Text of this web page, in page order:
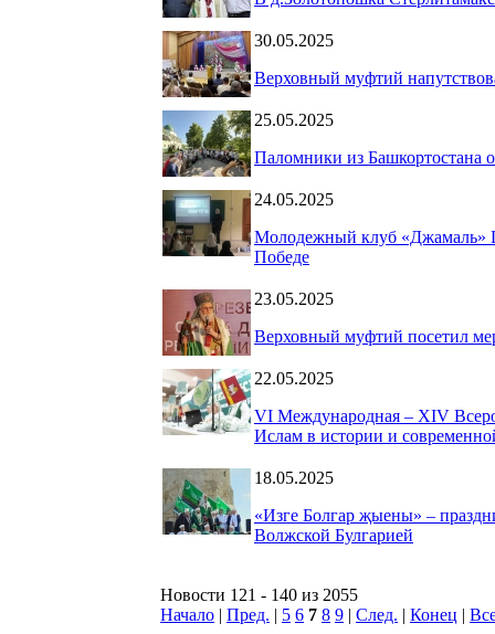
30.05.2025
Верховный муфтий
25.05.2025
Паломники из Башкортостана
24.05.2025
Молодежный клуб «Джамаль»
Победе
23.05.2025
Верховный муфтий посетил
22.05.2025
VI Международная – ХIV
Ислам в истории и
18.05.2025
«Изге Болгар җыены» –
Волжской Булгарией
Новости 121 - 140 из 2055
Начало | Пред. | 5 6 7 8 9 | След. | Конец |